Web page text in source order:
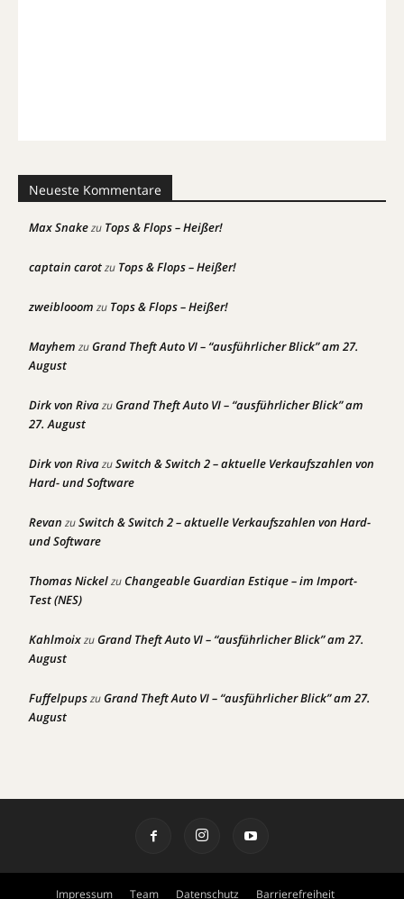
Neueste Kommentare
Max Snakezu Tops & Flops – Heißer!
captain carotzu Tops & Flops – Heißer!
zweiblooom zu Tops & Flops – Heißer!
Mayhem zuGrand Theft Auto VI – “ausführlicher Blick” am 27.
August
Dirk von RivazuGrand Theft Auto VI – “ausführlicher Blick” am
27. August
Dirk von RivazuSwitch & Switch 2 – aktuelle Verkaufszahlen von
Hard- und Software
Revan zuSwitch & Switch 2 – aktuelle Verkaufszahlen von Hard-
und Software
Thomas NickelzuChangeable Guardian Estique – im Import-
Test (NES)
KahlmoixzuGrand Theft Auto VI – “ausführlicher Blick” am 27.
August
FuffelpupszuGrand Theft Auto VI – “ausführlicher Blick” am 27.
August
Impressum Team Datenschutz Barrierefreiheit